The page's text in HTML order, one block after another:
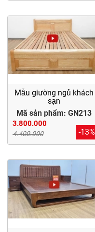
Mẫu giường ngủ khách
sạn
Mã sản phẩm: GN213
3.800.000
4.400.000 -13%